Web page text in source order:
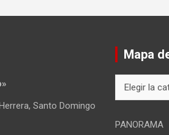
Santo Domingo
Mapa
del
PANORAMA